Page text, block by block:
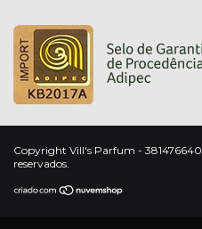
Copyright Vill's Parfum -
reservados.